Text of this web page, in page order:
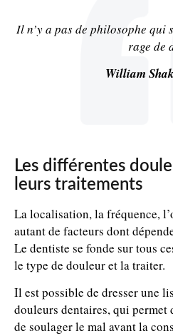
Il n’y a pas de philosophe qui
rage de
William
Les différentes
leurs traitements
La localisation, la fréquence,
autant de facteurs dont
Le dentiste se fonde sur tous
le type de douleur et la traiter.
Il est possible de dresser une
douleurs dentaires, qui permet
de soulager le mal avant la